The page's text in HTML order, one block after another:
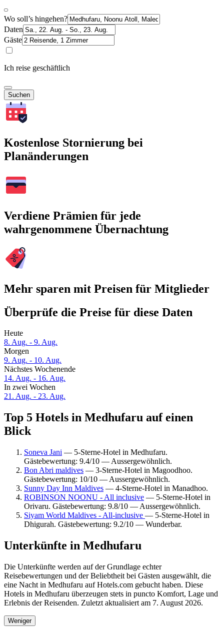
Wo soll’s hingehen?
Daten
Gäste
Ich reise geschäftlich
Suchen
Kostenlose Stornierung bei
Planänderungen
Verdiene Prämien für jede
wahrgenommene Übernachtung
Mehr sparen mit Preisen für Mitglieder
Überprüfe die Preise für diese Daten
Heute
8. Aug. - 9. Aug.
Morgen
9. Aug. - 10. Aug.
Nächstes Wochenende
14. Aug. - 16. Aug.
In zwei Wochen
21. Aug. - 23. Aug.
Top 5 Hotels in Medhufaru auf einen
Blick
Soneva Jani — 5-Sterne-Hotel in Medhufaru.
Gästebewertung: 9.4/10 — Aussergewöhnlich.
Bon Abri maldives — 3-Sterne-Hotel in Magoodhoo.
Gästebewertung: 10/10 — Aussergewöhnlich.
Sunny Day Inn Maldives — 4-Sterne-Hotel in Manadhoo.
ROBINSON NOONU - All inclusive — 5-Sterne-Hotel in
Orivaru. Gästebewertung: 9.8/10 — Aussergewöhnlich.
Siyam World Maldives - All-inclusive — 5-Sterne-Hotel in
Dhigurah. Gästebewertung: 9.2/10 — Wunderbar.
Unterkünfte in Medhufaru
Die Unterkünfte werden auf der Grundlage echter
Reisebewertungen und der Beliebtheit bei Gästen ausgewählt, die
eine Nacht in Medhufaru auf Hotels.com gebucht haben. Diese
Hotels in Medhufaru überzeugen stets in puncto Komfort, Lage und
Erlebnis der Reisenden. Zuletzt aktualisiert am 7. August 2026.
Weniger